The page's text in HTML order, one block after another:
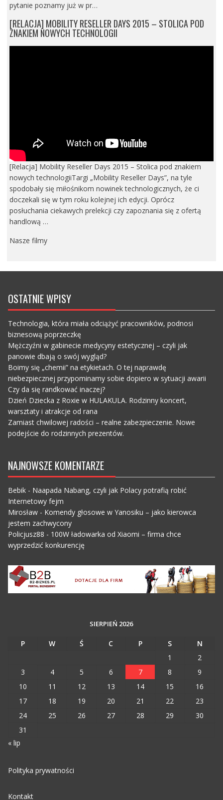
pytanie poznamy już w pr…
[RELACJA] MOBILITY RESELLER DAYS 2015 – STOLICA POD
ZNAKIEM NOWYCH TECHNOLOGII
[Relacja] Mobility Reseller Days 2015 – Stolica pod znakiem
nowych technologiiTargi „Mobility Reseller Days”, na tyle
spodobały się miłośnikom nowinek technologicznych, że ci
doczekali się w tym roku kolejnej ich edycji. Oprócz
posłuchania ciekawych prelekcji czy zapoznania się z ofertą
handlową …
Nasze filmy
OSTATNIE WPISY
Technologia, która miała odciążyć pracowników, podnosi
biznesową poprzeczkę
Mężczyźni w gabinecie medycyny estetycznej – czyli jak
panowie dbają o swój wygląd?
Boimy się „chemii” na etykietach. O tej naprawdę
niebezpiecznej przypominamy sobie dopiero w sytuacji awarii
Czy da się randkować inaczej?
Dzień Dziecka z Roxie w HULAKULA. Rodzinny koncert,
warsztaty i atrakcje od rana
Zamiast chwilowej radości – realne zabezpieczenie. Nowe
podejście do rodzinnych prezentów.
NAJNOWSZE KOMENTARZE
Bebik- Naapada Nabang, czyli jak Polacy potrafią robić
Internetowy fejm
Mirosław- Komendy głosowe w Yanosiku – jako kierowca
jestem zachwycony
Policjusz88 - 100W ładowarka od Xiaomi – firma chce
wyprzedzić konkurencję
SIERPIEŃ 2026
P W Ś C P S
N
1
2
3
4 5 6 7 8
9
10
11 12 13 14 15
16
17
18 19 20 21 22
23
24
25 26 27 28 29
30
31
« lip
Polityka prywatności
Kontakt